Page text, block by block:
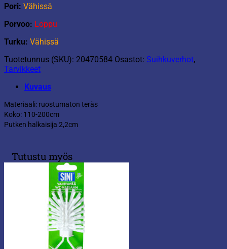
Pori: Vähissä
Porvoo: Loppu
Turku: Vähissä
Tuotetunnus (SKU): 20470584 Osastot: Suihkuverhot,
Tarvikkeet
Kuvaus
Materiaali: ruostumaton teräs
Koko: 110-200cm
Putken halkaisija 2,2cm
Tutustu myös